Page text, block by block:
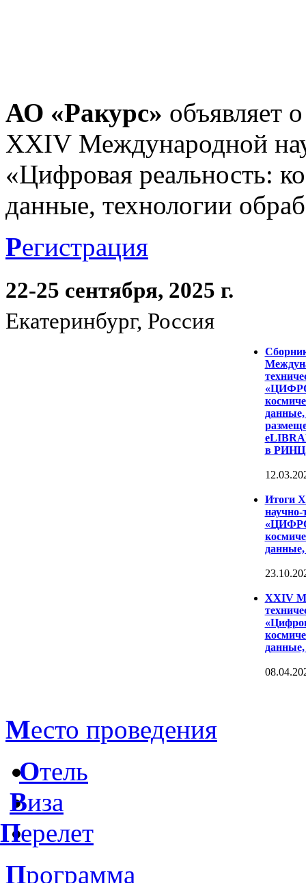
АО «Ракурс» объявляет
XXIV Международной
«Цифровая реальность:
данные, технологии
Регистрация
22-25 сентября, 2025 г.
Екатеринбург, Россия
данные,
в
Итоги
научно-
данные,
XXIV
данные,
Место проведения
Отель
Виза
Перелет
Программа